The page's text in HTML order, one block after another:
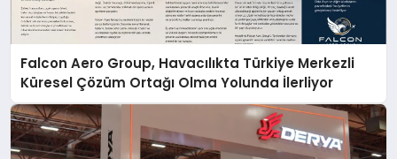
Falcon Aero Group, Havacılıkta Türkiye Merkezli
Küresel Çözüm Ortağı Olma Yolunda İlerliyor